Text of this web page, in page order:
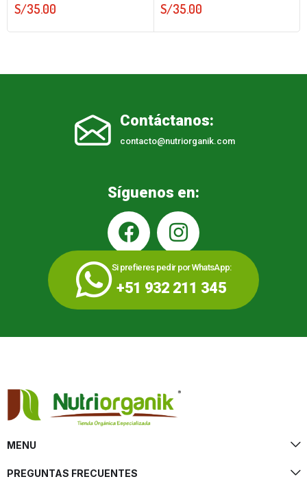
S/35.00 S/35.00
Contáctanos:
contacto@nutriorganik.com
Síguenos en:
Si prefieres pedir por WhatsApp:
+51 932 211 345
MENU
PREGUNTAS FRECUENTES